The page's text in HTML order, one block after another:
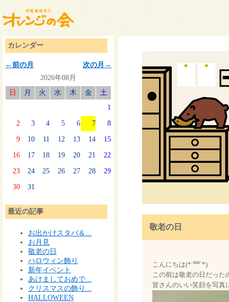
カレンダー
←前の月
次の月→
2026年08月
日
月 火 水 木 金
土
1
2 3 4 5 6 7 8
9 10 11 12 13 14 15
16 17 18 19 20 21 22
23 24 25 26 27 28 29
30 31
最近の記事
お出かけスタバ＆...
お月見
敬老の日
ハロウィン飾り
新年イベント
あけましておめで...
クリスマスの飾り...
HALLOWEEN
敬老の日
こんにちは(*´罒`*)
この前は敬老の日だった
皆さんのいい笑顔を写真